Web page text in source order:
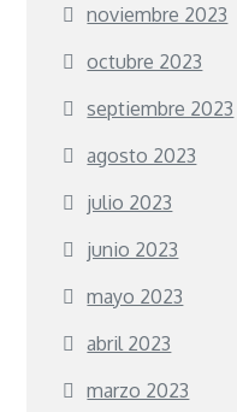
noviembre 2023
octubre 2023
septiembre 2023
agosto 2023
julio 2023
junio 2023
mayo 2023
abril 2023
marzo 2023